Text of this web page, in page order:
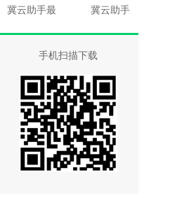
冀云助手最
冀云助手
手机扫描下载